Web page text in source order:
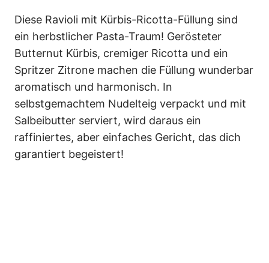
Diese Ravioli mit Kürbis-Ricotta-Füllung sind
ein herbstlicher Pasta-Traum! Gerösteter
Butternut Kürbis, cremiger Ricotta und ein
Spritzer Zitrone machen die Füllung wunderbar
aromatisch und harmonisch. In
selbstgemachtem Nudelteig verpackt und mit
Salbeibutter serviert, wird daraus ein
raffiniertes, aber einfaches Gericht, das dich
garantiert begeistert!